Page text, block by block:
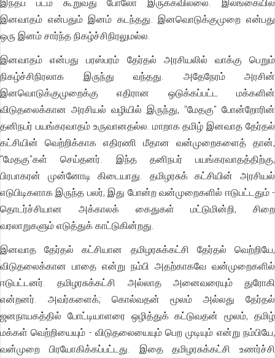
இந்தப் படம் கூறுவது போலோ இருக்கவில்லை. இலங்கையில்
இனவாதம் என்பதும் இனம் கடந்தது. இனவொடுக்குமுறை என்பது
ஒரு இனம் சார்ந்த நிகழ்ச்சிநிரலுமல்ல.
இனவாதம் என்பது பரஸ்பரம் தேர்தல் அரசியலில் வாக்கு பெறும்
நிகழ்ச்சிநிரலாக இருந்து வந்தது. அதேநேரம் அரசின்
இனவொடுக்குமுறைக்கு எதிரான ஒடுக்கப்பட்ட மக்களின்
விடுதலைக்கான அரசியல் வழியில் இருந்து, "மேதகு" போன்றோரின்
தனிநபர் பயங்கரவாதம் உருவானதல்ல. மாறாக தமிழ் இனவாத தேர்தல்
கட்சியின் வெற்றிக்காக எதிரணி மீதான வன்முறைகளைத் தான்,
"மேதகு"கள் செய்தனர். இந்த தனிநபர் பயங்கரவாதத்திற்கு,
பிரபாகரன் முன்னோடி கிடையாது. தமிழரசுக் கட்சியின் அரசியல்
எடுபிடிகளாக இருந்த பலர், இது போன்ற வன்முறைகளில் ஈடுபட்டதும் -
தொடர்ச்சியான அக்காலக் கைதுகள் மட்டுமின்றி, சிறை
வரலாறுகளும் எடுத்துக் காட்டுகின்றது.
இனவாத தேர்தல் கட்சியான தமிழரசுக்கட்சி தேர்தல் வெற்றியே,
விடுதலைக்கான பாதை என்று நம்பி அதற்காகவே வன்முறைகளில்
ஈடுபட்டனர். தமிழரசுக்கட்சி அல்லாத அனைவரையும் துரோகி
என்றனர். அவர்களைக்; கொல்வதன் மூலம் அல்லது தேர்தல்
ஜனநாயகத்தில் போட்டியாளரை ஒழித்துக் கட்டுவதன் மூலம், தமிழ்
மக்கள் வெற்றியையும் - விடுதலையையும் பெற முடியும் என்று நம்பியே,
வன்முறை பிரயோகிக்கப்பட்டது. இதை தமிழரசுக்கட்சி உணர்ச்சி